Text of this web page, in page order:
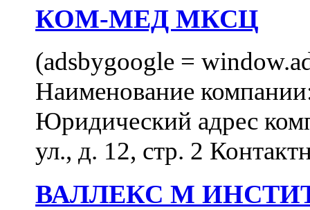
КОМ-МЕД МКСЦ
(adsbygoogle =
Наименование
Юридический адрес
ул., д. 12, стр. 2
ВАЛЛЕКС М